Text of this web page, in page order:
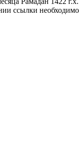
ссылки